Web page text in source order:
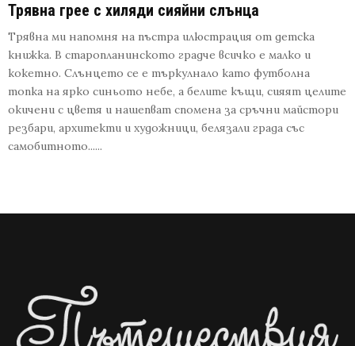
Трявна грее с хиляди сияйни слънца
Трявна ми напомня на пъстра илюстрация от детска
книжка. В старопланинското градче всичко е малко и
кокетно. Слънцето се е търкулнало като футболна
топка на ярко синьото небе, а белите къщи, сияят целите
окичени с цветя и нашепват спомена за сръчни майстори
резбари, архитекти и художници, белязали града със
самобитното......